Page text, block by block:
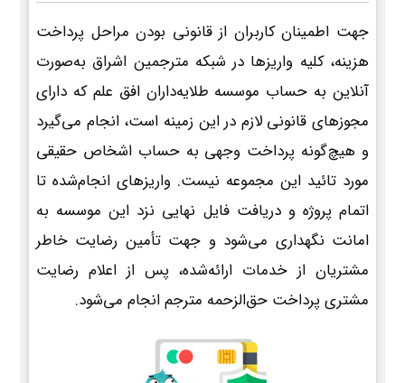
جهت اطمینان کاربران از قانونی بودن مراحل پرداخت
هزینه، کلیه واریزها در شبکه مترجمین اشراق به‌صورت
آنلاین به حساب موسسه طلایه‌داران افق علم که دارای
مجوزهای قانونی لازم در این زمینه است، انجام می‌گیرد
و هیچ‌گونه پرداخت وجهی به حساب اشخاص حقیقی
مورد تائید این مجموعه نیست. واریزهای انجام‌شده تا
اتمام پروژه و دریافت فایل نهایی نزد این موسسه به
امانت نگهداری می‌شود و جهت تأمین رضایت خاطر
مشتریان از خدمات ارائه‌شده، پس از اعلام رضایت
مشتری پرداخت حق‌الزحمه مترجم انجام می‌شود.